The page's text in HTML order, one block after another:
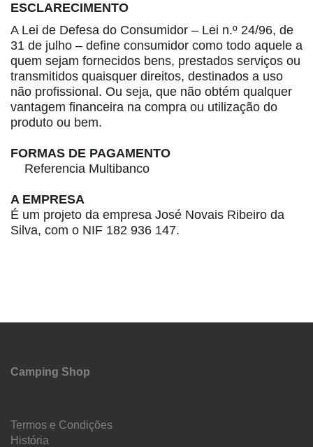
ESCLARECIMENTO
A Lei de Defesa do Consumidor – Lei n.º 24/96, de
31 de julho – define consumidor como todo aquele a
quem sejam fornecidos bens, prestados serviços ou
transmitidos quaisquer direitos, destinados a uso
não profissional. Ou seja, que não obtém qualquer
vantagem financeira na compra ou utilização do
produto ou bem.
FORMAS DE PAGAMENTO
Referencia Multibanco
A EMPRESA
É um projeto da empresa José Novais Ribeiro da
Silva, com o NIF 182 936 147.
Camping Shop
Termos e Condições
História